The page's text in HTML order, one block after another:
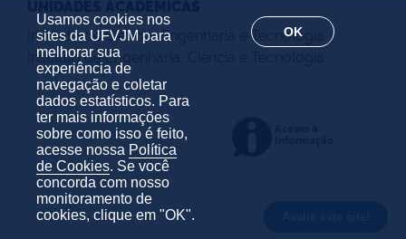
Usamos cookies nos
sites da UFVJM para
melhorar sua
experiência de
navegação e coletar
dados estatísticos. Para
ter mais informações
sobre como isso é feito,
acesse nossa Política
de Cookies. Se você
concorda com nosso
monitoramento de
cookies, clique em "OK".
OK
Instituto de Ciência, Engenharia e Tecnologia
Instituto de Engenharia, Ciência e Tecnologia